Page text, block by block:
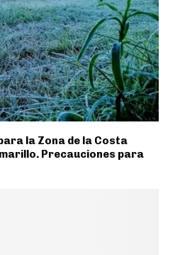
la Zona de la Costa
Precauciones para